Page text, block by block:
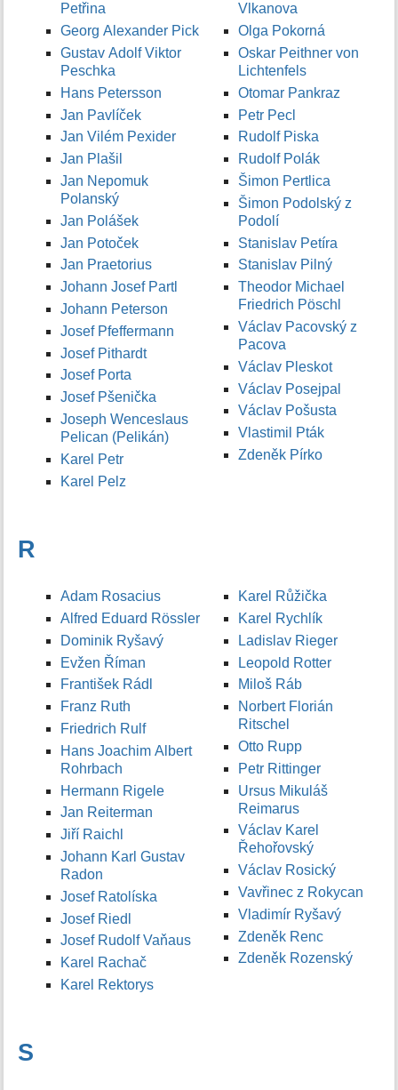
Petřina
Georg Alexander Pick
Gustav Adolf Viktor
Peschka
Hans Petersson
Jan Pavlíček
Jan Vilém Pexider
Jan Plašil
Jan Nepomuk
Polanský
Jan Polášek
Jan Potoček
Jan Praetorius
Johann Josef Partl
Johann Peterson
Josef Pfeffermann
Josef Pithardt
Josef Porta
Josef Pšenička
Joseph Wenceslaus
Pelican (Pelikán)
Karel Petr
Karel Pelz
Vlkanova
Olga Pokorná
Oskar Peithner von
Lichtenfels
Otomar Pankraz
Petr Pecl
Rudolf Piska
Rudolf Polák
Šimon Pertlica
Šimon Podolský z
Podolí
Stanislav Petíra
Stanislav Pilný
Theodor Michael
Friedrich Pöschl
Václav Pacovský z
Pacova
Václav Pleskot
Václav Posejpal
Václav Pošusta
Vlastimil Pták
Zdeněk Pírko
R
Adam Rosacius
Alfred Eduard Rössler
Dominik Ryšavý
Evžen Říman
František Rádl
Franz Ruth
Friedrich Rulf
Hans Joachim Albert
Rohrbach
Hermann Rigele
Jan Reiterman
Jiří Raichl
Johann Karl Gustav
Radon
Josef Ratolíska
Josef Riedl
Josef Rudolf Vaňaus
Karel Rachač
Karel Rektorys
Karel Růžička
Karel Rychlík
Ladislav Rieger
Leopold Rotter
Miloš Ráb
Norbert Florián
Ritschel
Otto Rupp
Petr Rittinger
Ursus Mikuláš
Reimarus
Václav Karel
Řehořovský
Václav Rosický
Vavřinec z Rokycan
Vladimír Ryšavý
Zdeněk Renc
Zdeněk Rozenský
S